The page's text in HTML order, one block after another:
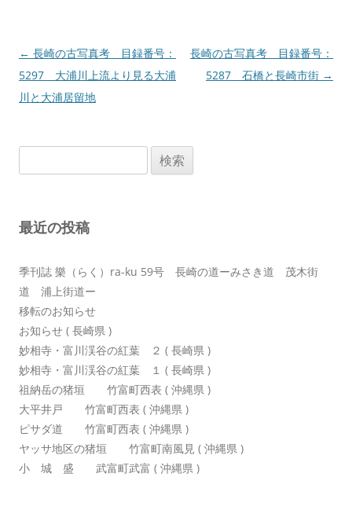
投
稿
ナ
ン
← 長崎の古写真考 目録番号：
5297 大浦川上流より見る大浦
川と大浦居留地
長崎の古写真考 目録番号：
5287 石橋と長崎市街 →
索:
最近の投稿
季刊誌 樂（らく）ra-ku 59号 長崎の道ーみさき道 茂木街
道 浦上街道ー
移転のお知らせ
お知らせ ( 長崎県 )
妙相寺・富川渓谷の紅葉 ２ ( 長崎県 )
妙相寺・富川渓谷の紅葉 １ ( 長崎県 )
祖納岳の猪垣 竹富町西表 ( 沖縄県 )
大平井戸 竹富町西表 ( 沖縄県 )
ピサダ道 竹富町西表 ( 沖縄県 )
ヤッサ地区の猪垣 竹富町南風見 ( 沖縄県 )
小 城 盛 武富町武富 ( 沖縄県 )